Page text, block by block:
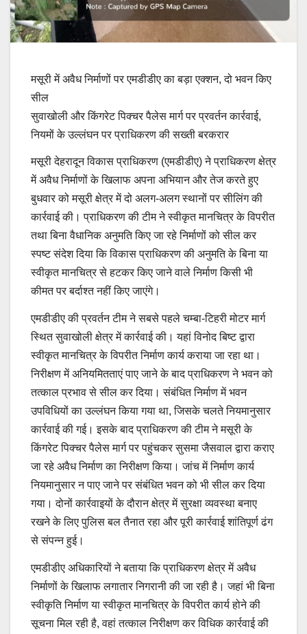
मसूरी में अवैध निर्माणों पर एमडीडीए का बड़ा एक्शन, दो भवन किए
सील
सुवाखोली और किंगरेट पिक्चर पैलेस मार्ग पर प्रवर्तन कार्रवाई,
नियमों के उल्लंघन पर प्राधिकरण की सख्ती बरकरार
मसूरी देहरादून विकास प्राधिकरण (एमडीडीए) ने प्राधिकरण क्षेत्र
में अवैध निर्माणों के खिलाफ अपना अभियान और तेज करते हुए
बुधवार को मसूरी क्षेत्र में दो अलग-अलग स्थानों पर सीलिंग की
कार्रवाई की। प्राधिकरण की टीम ने स्वीकृत मानचित्र के विपरीत
तथा बिना वैधानिक अनुमति किए जा रहे निर्माणों को सील कर
स्पष्ट संदेश दिया कि विकास प्राधिकरण की अनुमति के बिना या
स्वीकृत मानचित्र से हटकर किए जाने वाले निर्माण किसी भी
कीमत पर बर्दाश्त नहीं किए जाएंगे।
एमडीडीए की प्रवर्तन टीम ने सबसे पहले चम्बा-टिहरी मोटर मार्ग
स्थित सुवाखोली क्षेत्र में कार्रवाई की। यहां विनोद बिष्ट द्वारा
स्वीकृत मानचित्र के विपरीत निर्माण कार्य कराया जा रहा था।
निरीक्षण में अनियमितताएं पाए जाने के बाद प्राधिकरण ने भवन को
तत्काल प्रभाव से सील कर दिया। संबंधित निर्माण में भवन
उपविधियों का उल्लंघन किया गया था, जिसके चलते नियमानुसार
कार्रवाई की गई। इसके बाद प्राधिकरण की टीम ने मसूरी के
किंगरेट पिक्चर पैलेस मार्ग पर पहुंचकर सुसमा जैसवाल द्वारा कराए
जा रहे अवैध निर्माण का निरीक्षण किया। जांच में निर्माण कार्य
नियमानुसार न पाए जाने पर संबंधित भवन को भी सील कर दिया
गया। दोनों कार्रवाइयों के दौरान क्षेत्र में सुरक्षा व्यवस्था बनाए
रखने के लिए पुलिस बल तैनात रहा और पूरी कार्रवाई शांतिपूर्ण ढंग
से संपन्न हुई।
एमडीडीए अधिकारियों ने बताया कि प्राधिकरण क्षेत्र में अवैध
निर्माणों के खिलाफ लगातार निगरानी की जा रही है। जहां भी बिना
स्वीकृति निर्माण या स्वीकृत मानचित्र के विपरीत कार्य होने की
सूचना मिल रही है, वहां तत्काल निरीक्षण कर विधिक कार्रवाई की